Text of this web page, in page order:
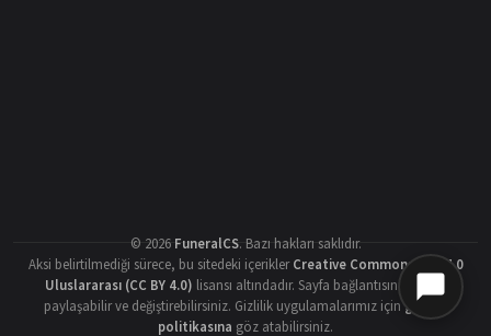
© 2026 FuneralCS. Bazı hakları saklıdır.
Aksi belirtilmediği sürece, bu sitedeki içeriklerCreative Commons Atıf 4.0
Uluslararası (CC BY 4.0) lisansı altındadır. Sayfa bağlantısını vererek
paylaşabilir ve değiştirebilirsiniz. Gizlilik uygulamalarımız içingizlilik
politikasına göz atabilirsiniz.